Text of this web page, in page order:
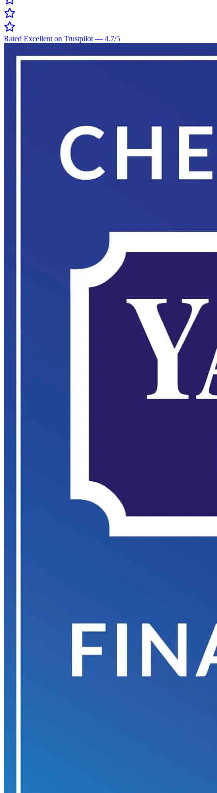
Rated Excellent on Trustpilot — 4.7/5